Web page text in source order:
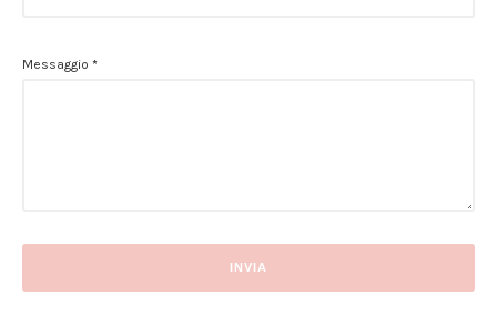
Messaggio *